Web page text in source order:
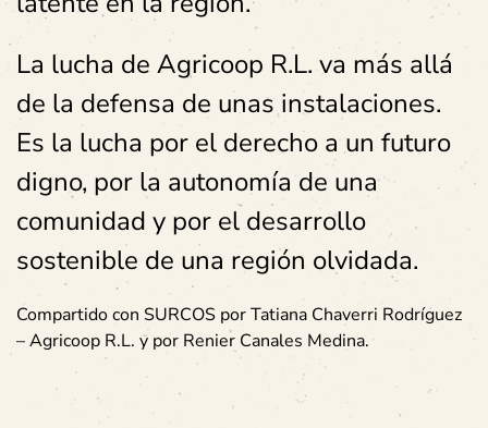
La lucha de Agricoop R.L. va más allá
de la defensa de unas instalaciones.
Es la lucha por el derecho a un futuro
digno, por la autonomía de una
comunidad y por el desarrollo
sostenible de una región olvidada.
Compartido con SURCOS por Tatiana Chaverri Rodríguez
– Agricoop R.L. y por Renier Canales Medina.